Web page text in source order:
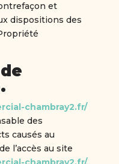
et
dispositions des
chambray2.fr/
des
causés au
l’accès au site